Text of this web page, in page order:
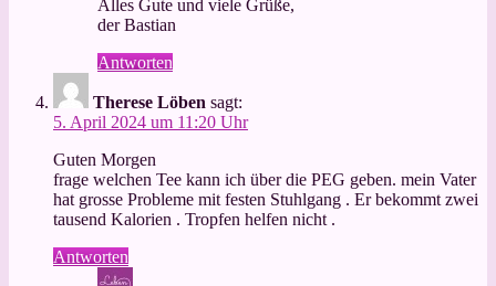
Alles Gute und viele Grüße,
der Bastian
Antworten
Therese Löben sagt:
5. April 2024 um 11:20 Uhr
Guten Morgen
frage welchen Tee kann ich über die PEG geben. mein Vater
hat grosse Probleme mit festen Stuhlgang . Er bekommt zwei
tausend Kalorien . Tropfen helfen nicht .
Antworten